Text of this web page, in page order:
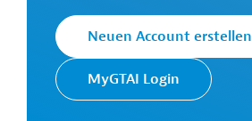
gegründet.
Kolumbien
Luft-, Klimaschutz
Neuen Account erstellen
MyGTAI Login